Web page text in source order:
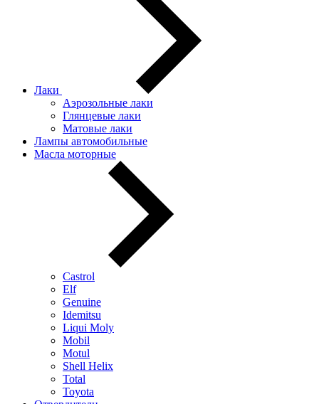
Лаки
Аэрозольные лаки
Глянцевые лаки
Матовые лаки
Лампы автомобильные
Масла моторные
Castrol
Elf
Genuine
Idemitsu
Liqui Moly
Mobil
Motul
Shell Helix
Total
Toyota